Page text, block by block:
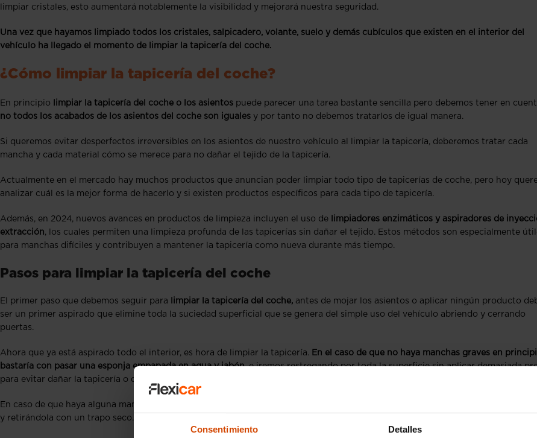
Consentimiento Detalles
limpiar cristales, esto aumentará notablemente la visibilidad y mejorará nuestra seguridad.
Una vez que hayamos limpiado todos los cristales, salpicadero, volante, suelo y demás cubículos que existen en el interior del
vehículo ha llegado el momento de limpiar la tapicería del coche.
¿Cómo limpiar la tapicería del coche?
En principio limpiar la tapicería del coche o los asientos puede parecer una tarea bastante sencilla pero debemos tener en
no todos los acabados de los asientos del coche son iguales y por tanto no debemos tratarlos de igual manera.
Si queremos evitar desperfectos irreversibles en los asientos de nuestro vehículo al limpiar la tapicería, deberemos tratar cada
mancha y cada material cómo se merece para no dañar el tejido de la tapicería.
Actualmente en el mercado hay muchos productos que anuncian poder limpiar todo tipo de tapicerías de coche, pero hoy
analizar cuál es la mejor forma de hacerlo y si existen productos específicos para cada tipo de tapicería.
Además, en 2024, nuevos avances en productos de limpieza incluyen el uso de limpiadores enzimáticos y aspiradores de
extracción, los cuales permiten una limpieza profunda de las tapicerías sin dañar el tejido. Estos métodos son especialmente
para manchas difíciles y contribuyen a mantener la tapicería como nueva durante más tiempo.
Pasos para limpiar la tapicería del coche
El primer paso que debemos seguir para limpiar la tapicería del coche, antes de mojar los asientos o aplicar ningún producto
ser un primer aspirado que elimine toda la suciedad superficial que se genera del simple uso del vehículo abriendo y cerrando
puertas.
Ahora que ya está aspirado todo el interior, es hora de limpiar la tapicería. En el caso de que no haya manchas graves en
bastaría con pasar una esponja empapada en agua y jabón,e iremos restregando por toda la superficie sin aplicar demasiada
para evitar dañar la tapicería o que llegue a calar el acolchado, este método es aplicable a todo tipo de tapicerías incluidas las de
En caso de que haya alguna mancha leve,
y retirándola con un trapo seco.